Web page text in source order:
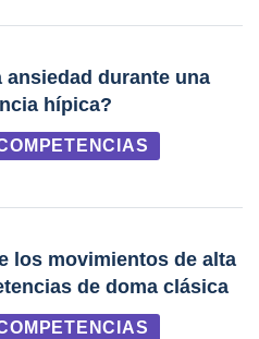
durante una
hípica?
los movimientos de alta
de doma clásica